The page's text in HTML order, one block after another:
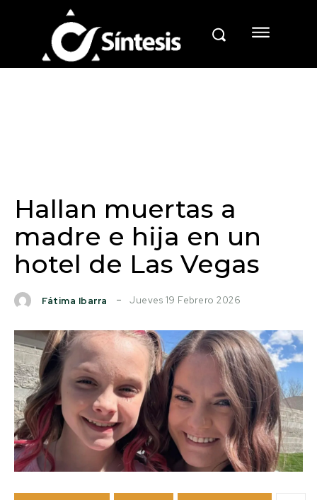
Hallan muertas a
madre e hija en un
hotel de Las Vegas
Fátima Ibarra Jueves 19 Febrero 2026